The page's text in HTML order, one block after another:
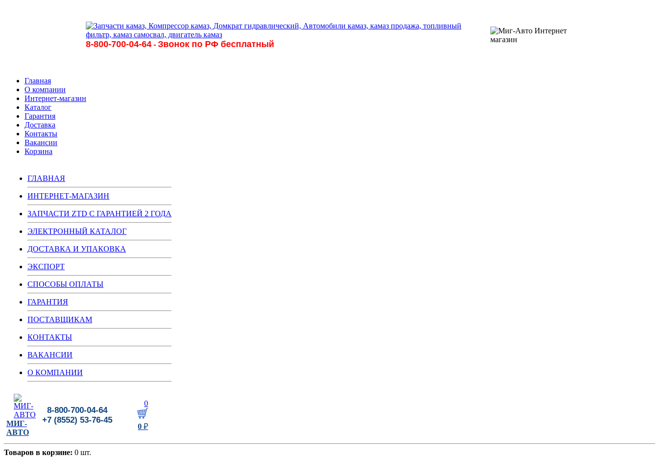
8-800-700-04-64 - Звонок по РФ бесплатный
Главная
О компании
Интернет-магазин
Каталог
Гарантия
Доставка
Контакты
Вакансии
Корзина
ГЛАВНАЯ
ИНТЕРНЕТ-МАГАЗИН
ЗАПЧАСТИ ZTD С ГАРАНТИЕЙ 2 ГОДА
ЭЛЕКТРОННЫЙ КАТАЛОГ
ДОСТАВКА И УПАКОВКА
ЭКСПОРТ
СПОСОБЫ ОПЛАТЫ
ГАРАНТИЯ
ПОСТАВЩИКАМ
КОНТАКТЫ
ВАКАНСИИ
О КОМПАНИИ
МИГ-
АВТО
8-800-700-04-64
+7 (8552) 53-76-45
0
0 ₽
Товаров в корзине: 0 шт.